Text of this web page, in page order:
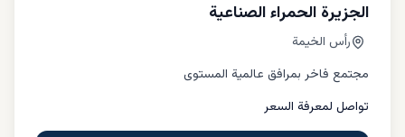
الجزيرة الحمراء الصناعية
رأس الخيمة
مجتمع فاخر بمرافق عالمية المستوى
تواصل لمعرفة السعر